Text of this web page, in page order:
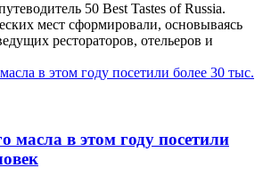
50 Best Tastes of Russia.
мест сформировали, основываясь
рестораторов, отельеров и
масла в этом году посетили